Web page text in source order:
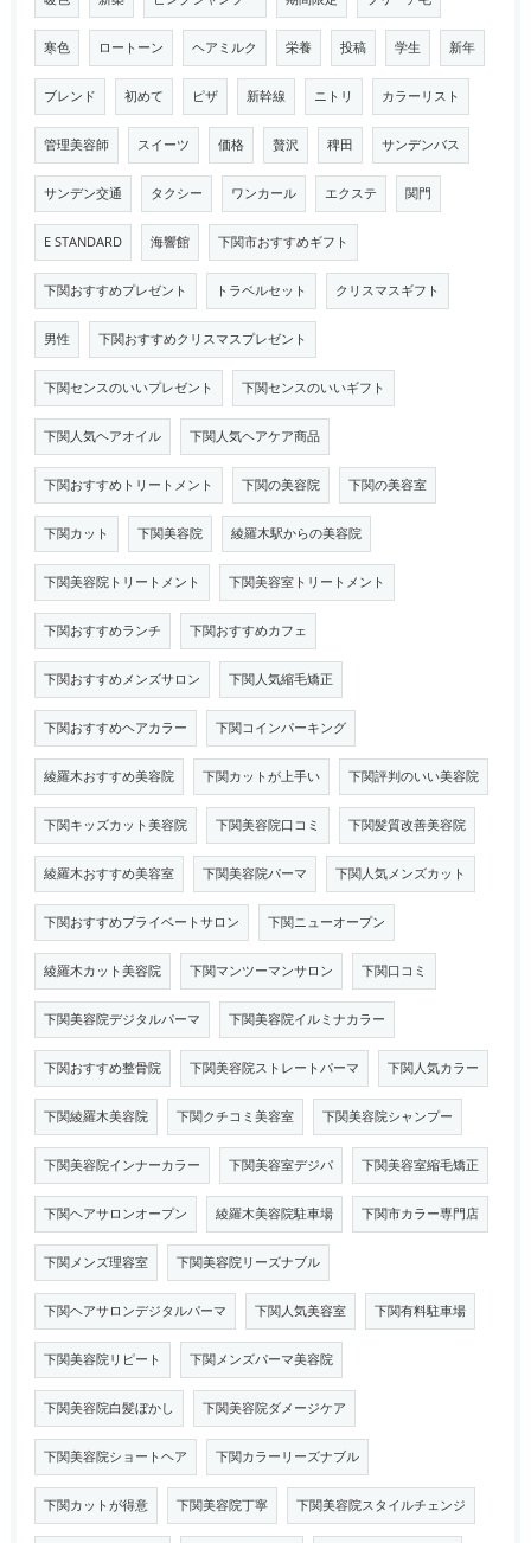
寒色 ロートーン ヘアミルク 栄養 投稿 学生 新年
ブレンド 初めて ピザ 新幹線 ニトリ カラーリスト
管理美容師 スイーツ 価格 贅沢 稗田 サンデンバス
サンデン交通 タクシー ワンカール エクステ 関門
E STANDARD 海響館 下関市おすすめギフト
下関おすすめプレゼント トラベルセット クリスマスギフト
男性 下関おすすめクリスマスプレゼント
下関センスのいいプレゼント 下関センスのいいギフト
下関人気ヘアオイル 下関人気ヘアケア商品
下関おすすめトリートメント 下関の美容院 下関の美容室
下関カット 下関美容院 綾羅木駅からの美容院
下関美容院トリートメント 下関美容室トリートメント
下関おすすめランチ 下関おすすめカフェ
下関おすすめメンズサロン 下関人気縮毛矯正
下関おすすめヘアカラー 下関コインパーキング
綾羅木おすすめ美容院 下関カットが上手い 下関評判のいい美容院
下関キッズカット美容院 下関美容院口コミ 下関髪質改善美容院
綾羅木おすすめ美容室 下関美容院パーマ 下関人気メンズカット
下関おすすめプライベートサロン 下関ニューオープン
綾羅木カット美容院 下関マンツーマンサロン 下関口コミ
下関美容院デジタルパーマ 下関美容院イルミナカラー
下関おすすめ整骨院 下関美容院ストレートパーマ 下関人気カラー
下関綾羅木美容院 下関クチコミ美容室 下関美容院シャンプー
下関美容院インナーカラー 下関美容室デジパ 下関美容室縮毛矯正
下関ヘアサロンオープン 綾羅木美容院駐車場 下関市カラー専門店
下関メンズ理容室 下関美容院リーズナブル
下関ヘアサロンデジタルパーマ 下関人気美容室 下関有料駐車場
下関美容院リピート 下関メンズパーマ美容院
下関美容院白髪ぼかし 下関美容院ダメージケア
下関美容院ショートヘア 下関カラーリーズナブル
下関カットが得意 下関美容院丁寧 下関美容院スタイルチェンジ